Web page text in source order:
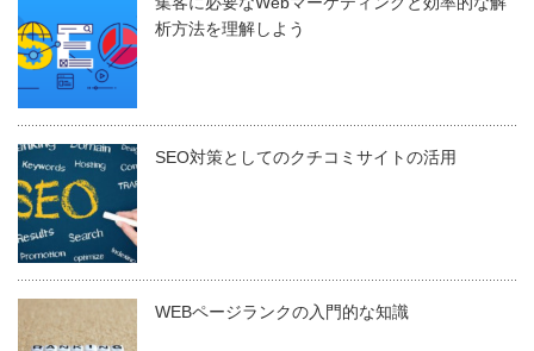
析方法を理解しよう
SEO対策としてのクチコミサイトの活用
WEBページランクの入門的な知識